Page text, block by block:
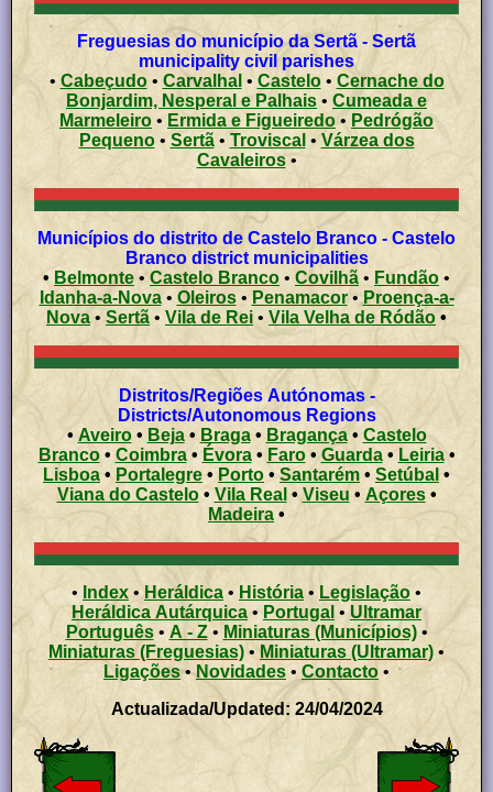
Freguesias do município da Sertã - Sertã
municipality civil parishes
• Cabeçudo• Carvalhal • Castelo• Cernache do
Bonjardim, Nesperal e Palhais • Cumeada e
Marmeleiro • Ermida e Figueiredo• Pedrógão
Pequeno• Sertã• Troviscal •Várzea dos
Cavaleiros•
Municípios do distrito de Castelo Branco - Castelo
Branco district municipalities
• Belmonte• Castelo Branco • Covilhã • Fundão •
Idanha-a-Nova• Oleiros• Penamacor•Proença-a-
Nova • Sertã • Vila de Rei • Vila Velha de Ródão •
Distritos/Regiões Autónomas -
Districts/Autonomous Regions
• Aveiro• Beja• Braga• Bragança• Castelo
Branco• Coimbra•Évora• Faro•Guarda• Leiria•
Lisboa• Portalegre • Porto •Santarém • Setúbal •
Viana do Castelo•Vila Real •Viseu • Açores •
Madeira •
• Index • Heráldica • História • Legislação •
Heráldica Autárquica • Portugal • Ultramar
Português• A - Z•Miniaturas (Municípios)•
Miniaturas (Freguesias) •Miniaturas (Ultramar) •
Ligações•Novidades • Contacto •
Actualizada/Updated: 24/04/2024